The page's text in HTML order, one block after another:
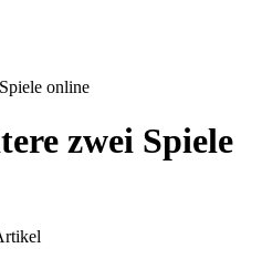
online
zwei Spiele